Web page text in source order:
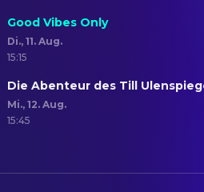
Good Vibes Only
Di., 11. Aug.
15:15
Die Abenteur des Till
Mi., 12. Aug.
15:45